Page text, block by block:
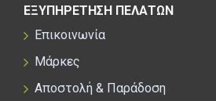
ΕΞΥΠΗΡΕΤΗΣΗ ΠΕΛΑΤΩΝ
Επικοινωνία
Μάρκες
Αποστολή & Παράδοση